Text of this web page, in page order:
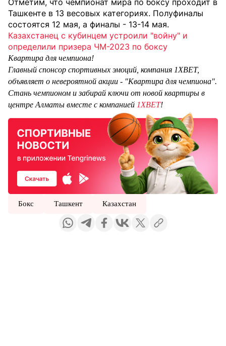
Отметим, что чемпионат мира по боксу проходит в
Ташкенте в 13 весовых категориях. Полуфиналы
состоятся 12 мая, а финалы - 13-14 мая.
Казахстанец с кубинцем устроили "войну" и
определили призера ЧМ-2023 по боксу
Квартира для чемпиона!
Главный спонсор спортивных эмоций, компания 1XBET,
объявляет о невероятной акции - "Квартира для чемпиона".
Стань чемпионом и забирай ключи от новой квартиры в
центре Алматы вместе с компанией 1XBET!
Бокс Ташкент Казахстан